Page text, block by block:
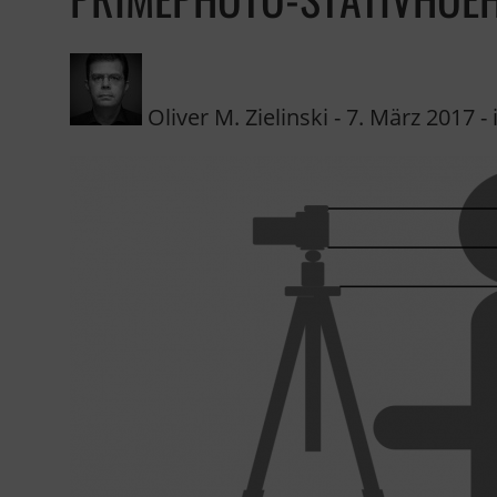
Oliver M. Zielinski - 7. März 2017 -